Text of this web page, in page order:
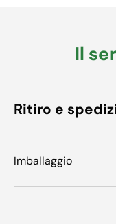
Il
Ritiro e
Imballaggio